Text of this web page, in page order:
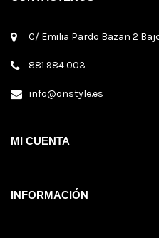
C/ Emilia Pardo Bazan 2
881 984 003
info@onstyle.es
MI CUENTA
INFORMACIÓN